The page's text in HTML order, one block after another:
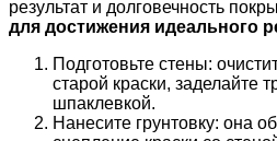
результат и долговечность
для достижения идеального
Подготовьте стены:
старой краски, заделайте
шпаклевкой.
Нанесите грунтовку: она